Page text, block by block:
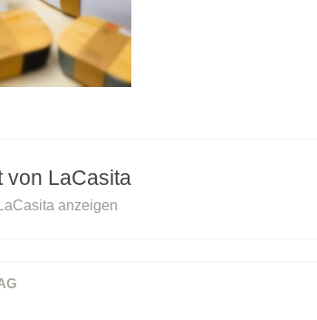
von LaCasita
anzeigen